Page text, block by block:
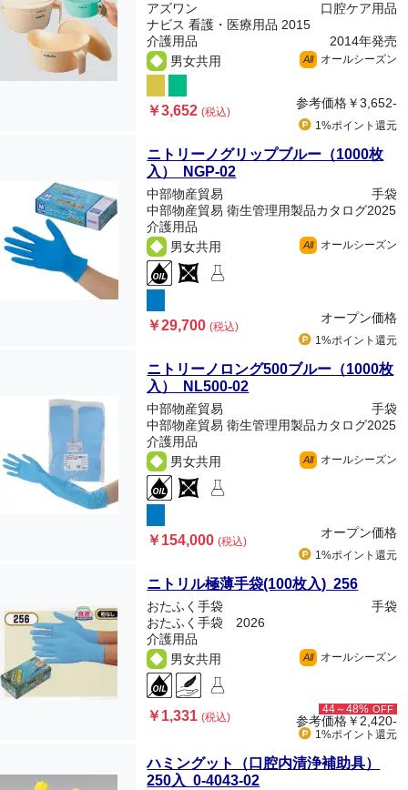
アズワン
口腔ケア用品
ナビス 看護・医療用品 2015
介護用品
2014年発売
男女共用
All オールシーズン
￥3,652(税込)
参考価格￥3,652-
1%ポイント 還元
ニトリーノグリップブルー（1000枚
入） NGP-02
中部物産貿易
手袋
中部物産貿易 衛生管理用製品カタログ2025
介護用品
男女共用
All オールシーズン
￥29,700(税込)
オープン価格
1%ポイント 還元
ニトリーノロング500ブルー（1000枚
入） NL500-02
中部物産貿易
手袋
中部物産貿易 衛生管理用製品カタログ2025
介護用品
男女共用
All オールシーズン
￥154,000(税込)
オープン価格
1%ポイント 還元
ニトリル極薄手袋(100枚入) 256
おたふく手袋
手袋
おたふく手袋 2026
介護用品
男女共用
All オールシーズン
￥1,331(税込)
44～48% OFF
参考価格￥2,420-
1%ポイント 還元
ハミングット（口腔内清浄補助具）
250入 0-4043-02